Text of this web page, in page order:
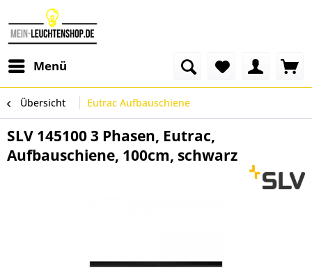
Menü
Übersicht Eutrac Aufbauschiene
SLV 145100 3 Phasen, Eutrac,
Aufbauschiene, 100cm, schwarz